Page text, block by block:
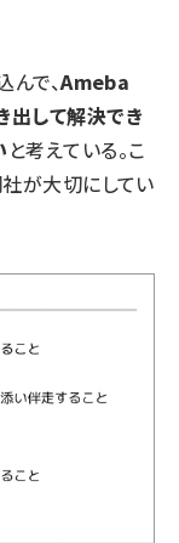
で、Ameba
して解決でき
と考えている。こ
が大切にしてい